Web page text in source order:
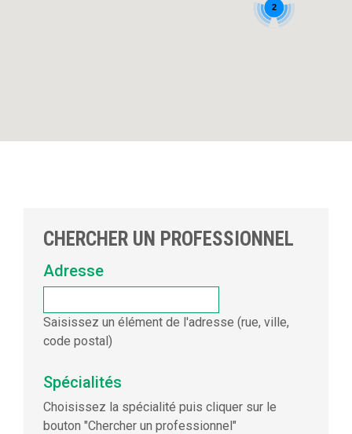
2
CHERCHER UN PROFESSIONNEL
Adresse
Saisissez un élément de l'adresse (rue, ville,
code postal)
Spécialités
Choisissez la spécialité puis cliquer sur le
bouton "Chercher un professionnel"